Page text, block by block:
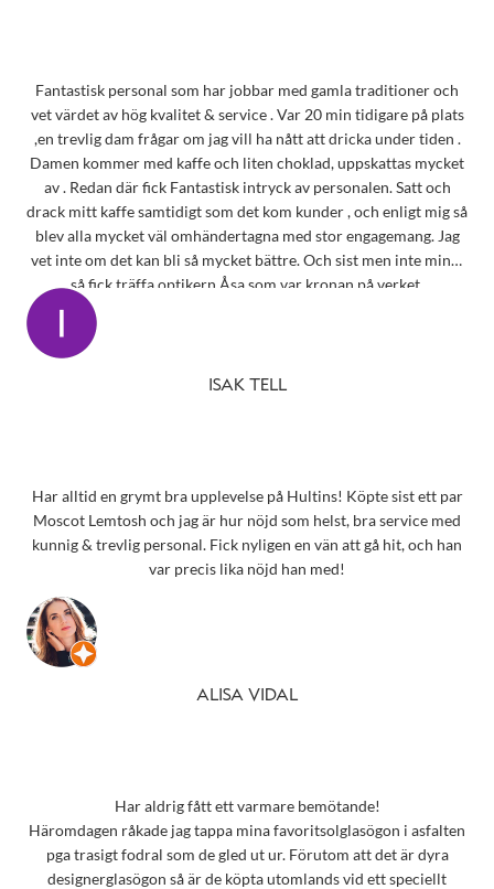
Fantastisk personal som har jobbar med gamla traditioner och
vet värdet av hög kvalitet & service . Var 20 min tidigare på plats
,en trevlig dam frågar om jag vill ha nått att dricka under tiden .
Damen kommer med kaffe och liten choklad, uppskattas mycket
av . Redan där fick Fantastisk intryck av personalen. Satt och
drack mitt kaffe samtidigt som det kom kunder , och enligt mig så
blev alla mycket väl omhändertagna med stor engagemang. Jag
vet inte om det kan bli så mycket bättre. Och sist men inte minst
så fick träffa optikern Åsa som var kronan på verket.
ISAK TELL
Har alltid en grymt bra upplevelse på Hultins! Köpte sist ett par
Moscot Lemtosh och jag är hur nöjd som helst, bra service med
kunnig & trevlig personal. Fick nyligen en vän att gå hit, och han
var precis lika nöjd han med!
ALISA VIDAL
Har aldrig fått ett varmare bemötande!
Häromdagen råkade jag tappa mina favoritsolglasögon i asfalten
pga trasigt fodral som de gled ut ur. Förutom att det är dyra
designerglasögon så är de köpta utomlands vid ett speciellt